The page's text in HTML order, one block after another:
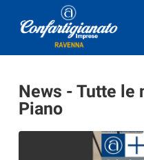
News - Tutte le
Piano